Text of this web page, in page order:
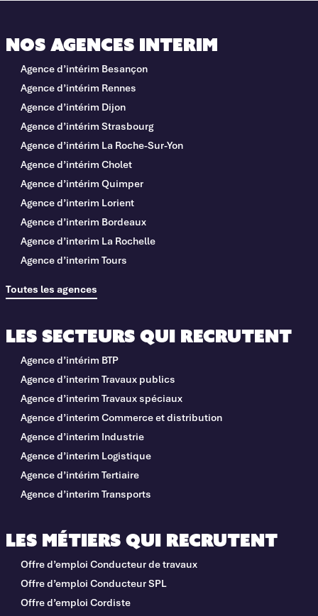
Nos agences interim
Agence d’intérim Besançon
Agence d’intérim Rennes
Agence d’intérim Dijon
Agence d’intérim Strasbourg
Agence d’intérim La Roche-Sur-Yon
Agence d’intérim Cholet
Agence d’intérim Quimper
Agence d’interim Lorient
Agence d’interim Bordeaux
Agence d’interim La Rochelle
Agence d’interim Tours
Toutes les agences
Les métiers qui recrutent
Offre d’emploi Conducteur de travaux
Offre d’emploi Conducteur SPL
Offre d’emploi Cordiste
Les secteurs qui recrutent
Agence d’intérim BTP
Agence d’interim Travaux publics
Agence d’interim Travaux spéciaux
Agence d’interim Commerce et distribution
Agence d’interim Industrie
Agence d’interim Logistique
Agence d’intérim Tertiaire
Agence d’interim Transports